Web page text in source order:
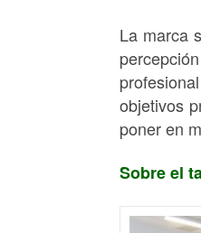
La marca
objetivos
poner en
Sobre el